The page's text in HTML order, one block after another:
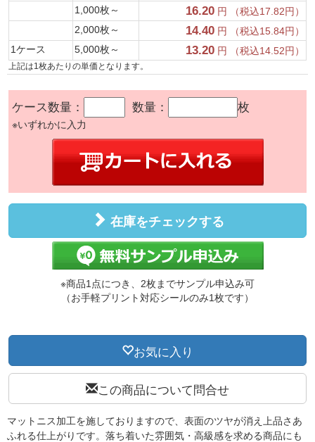
1,000枚～
16.20 円 （税込17.82円）
2,000枚～
14.40 円 （税込15.84円）
1ケース
5,000枚～ 13.20 円 （税込14.52円）
上記は1枚あたりの単価となります。
ケース数量： 数量： 枚
※いずれかに入力
在庫をチェックする
※商品1点につき、2枚までサンプル申込み可
（お手軽プリント対応シールのみ1枚です）
お気に入り
この商品について問合せ
マットニス加工を施しておりますので、表面のツヤが消え上品さあ
ふれる仕上がりです。落ち着いた雰囲気・高級感を求める商品にも